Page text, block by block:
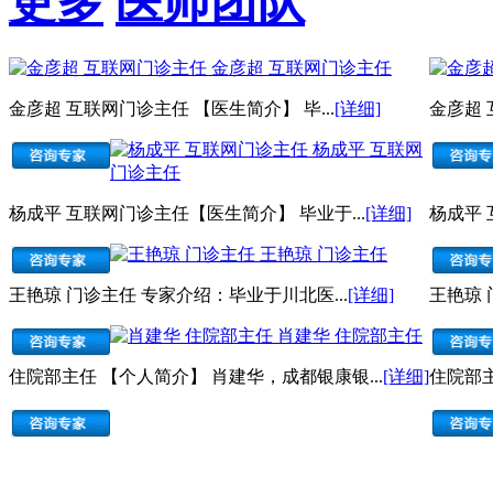
金彦超 互联网门诊主任
金彦超 互联网门诊主任 【医生简介】 毕...[详细]
杨成平 互联网
门诊主任
杨成平 互联网门诊主任【医生简介】 毕业于...[详细]
王艳琼 门诊主任
王艳琼 门诊主任 专家介绍：毕业于川北医...[详细]
肖建华 住院部主任
住院部主任 【个人简介】 肖建华，成都银康银...[详细]
金彦超
杨成平
王艳琼
住院部